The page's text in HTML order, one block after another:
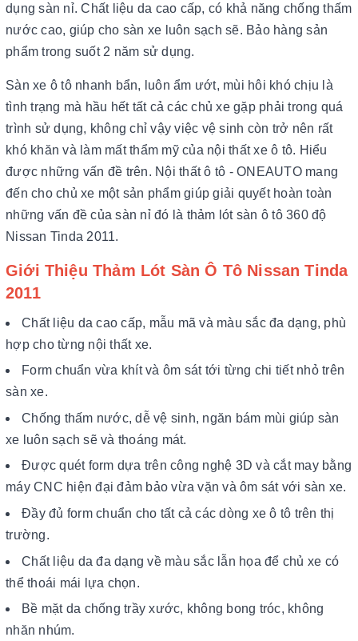
dụng sàn nỉ. Chất liệu da cao cấp, có khả năng chống thấm
nước cao, giúp cho sàn xe luôn sạch sẽ. Bảo hàng sản
phẩm trong suốt 2 năm sử dụng.
Sàn xe ô tô nhanh bẩn, luôn ẩm ướt, mùi hôi khó chịu là
tình trạng mà hầu hết tất cả các chủ xe gặp phải trong quá
trình sử dụng, không chỉ vậy việc vệ sinh còn trở nên rất
khó khăn và làm mất thẩm mỹ của nội thất xe ô tô. Hiểu
được những vấn đề trên. Nội thất ô tô - ONEAUTO mang
đến cho chủ xe một sản phẩm giúp giải quyết hoàn toàn
những vấn đề của sàn nỉ đó là thảm lót sàn ô tô 360 độ
Nissan Tinda 2011.
Giới Thiệu Thảm Lót Sàn Ô Tô Nissan Tinda
2011
Chất liệu da cao cấp, mẫu mã và màu sắc đa dạng, phù
hợp cho từng nội thất xe.
Form chuẩn vừa khít và ôm sát tới từng chi tiết nhỏ trên
sàn xe.
Chống thấm nước, dễ vệ sinh, ngăn bám mùi giúp sàn
xe luôn sạch sẽ và thoáng mát.
Được quét form dựa trên công nghệ 3D và cắt may bằng
máy CNC hiện đại đảm bảo vừa vặn và ôm sát với sàn xe.
Đầy đủ form chuẩn cho tất cả các dòng xe ô tô trên thị
trường.
Chất liệu da đa dạng về màu sắc lẫn họa để chủ xe có
thể thoái mái lựa chọn.
Bề mặt da chống trầy xước, không bong tróc, không
nhăn nhúm.